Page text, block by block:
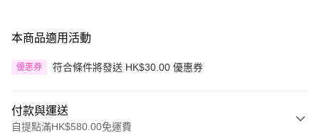
本商品適用活動
優惠券 符合條件將發送 HK$30.00 優惠券
付款與運送
自提點滿HK$580.00免運費